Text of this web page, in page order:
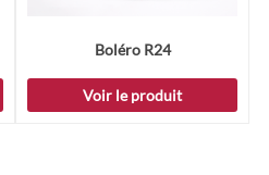
Boléro R24
Voir le produit